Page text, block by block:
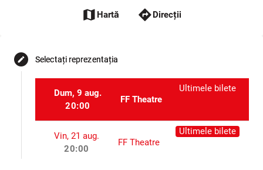
map Hartă directionsDirecții
edit Selectați reprezentația
Dum, 9 aug.
20:00
FF Theatre
Ultimele bilete
Vin, 21 aug.
20:00
FF Theatre
Ultimele bilete